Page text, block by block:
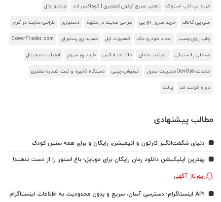
خرید لپ تاپ استوک تعمیر سریع آیفون تصویری | کوماکس لند ویدیو وال
سی پی کالاف خرید سرور اچ پی طراحی سایت در مشهد دستیاری طراحی سایت در کرج
چاپ روی چسب امداد خودرو جک تعمیرات اپل حسابداری رستوران CoverTrader.com
صندلی پلاستیکی ایمپلنت دندان دلتا اف ایکس خرید رم سرور ایمپلنت دیجیتال
خدمات DevOps مدیریت سرور انیمیشن چینی دستگاه ذخیره و ثبت شماره مشتری
دوره فرانت اند پالت
مطالب پیشنهادی
دنیای شگفت‌انگیز کارتون و انیمیشن، رایگان و برای همه سنین کودک
بهترین اپلیکیشن دانلود رمان رایگان برای موبایل؛ باغ استور را از دست ندهید!
رپورتاژ آگهی
API اینستاگرام؛ دسترسی آسان، سریع و بدون محدودیت به اطلاعات اینستاگرام